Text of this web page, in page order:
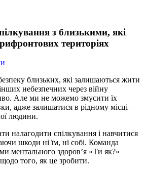
з близькими, які
територіях
близьких, які залишаються жити
небезпечних через війну
Але ми не можемо змусити їх
адже залишатися в рідному місці –
людини.
налагодити спілкування і навчитися
шкоди ні їм, ні собі. Команда
ментального здоров’я «Ти як?»
того, як це зробити.